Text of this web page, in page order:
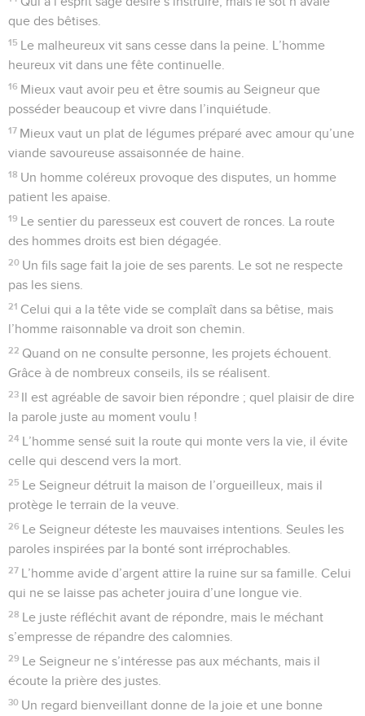
que des bêtises.
15 Le malheureux vit sans cesse dans la peine. L’homme
heureux vit dans une fête continuelle.
16 Mieux vaut avoir peu et être soumis au Seigneur que
posséder beaucoup et vivre dans l’inquiétude.
17 Mieux vaut un plat de légumes préparé avec amour qu’une
viande savoureuse assaisonnée de haine.
18 Un homme coléreux provoque des disputes, un homme
patient les apaise.
19 Le sentier du paresseux est couvert de ronces. La route
des hommes droits est bien dégagée.
20 Un fils sage fait la joie de ses parents. Le sot ne respecte
pas les siens.
21 Celui qui a la tête vide se complaît dans sa bêtise, mais
l’homme raisonnable va droit son chemin.
22 Quand on ne consulte personne, les projets échouent.
Grâce à de nombreux conseils, ils se réalisent.
23 Il est agréable de savoir bien répondre ; quel plaisir de dire
la parole juste au moment voulu !
24 L’homme sensé suit la route qui monte vers la vie, il évite
celle qui descend vers la mort.
25 Le Seigneur détruit la maison de l’orgueilleux, mais il
protège le terrain de la veuve.
26 Le Seigneur déteste les mauvaises intentions. Seules les
paroles inspirées par la bonté sont irréprochables.
27 L’homme avide d’argent attire la ruine sur sa famille. Celui
qui ne se laisse pas acheter jouira d’une longue vie.
28 Le juste réfléchit avant de répondre, mais le méchant
s’empresse de répandre des calomnies.
29 Le Seigneur ne s’intéresse pas aux méchants, mais il
écoute la prière des justes.
30 Un regard bienveillant donne de la joie et une bonne